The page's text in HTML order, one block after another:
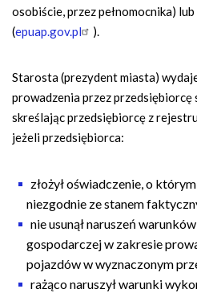
osobiście, przez pełnomocnika)
(epuap.gov.pl ).
Starosta (prezydent miasta)
prowadzenia przez
skreślając przedsiębiorcę z
jeżeli przedsiębiorca:
złożył oświadczenie, o
niezgodnie ze stanem
nie usunął naruszeń
gospodarczej w zakresie
pojazdów w wyznaczonym
rażąco naruszył warunki